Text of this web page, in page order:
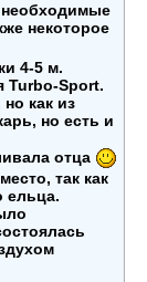
необходимые
некоторое
4-5 м.
Turbo-Sport.
как из
но есть и
отца
так как
ельца.